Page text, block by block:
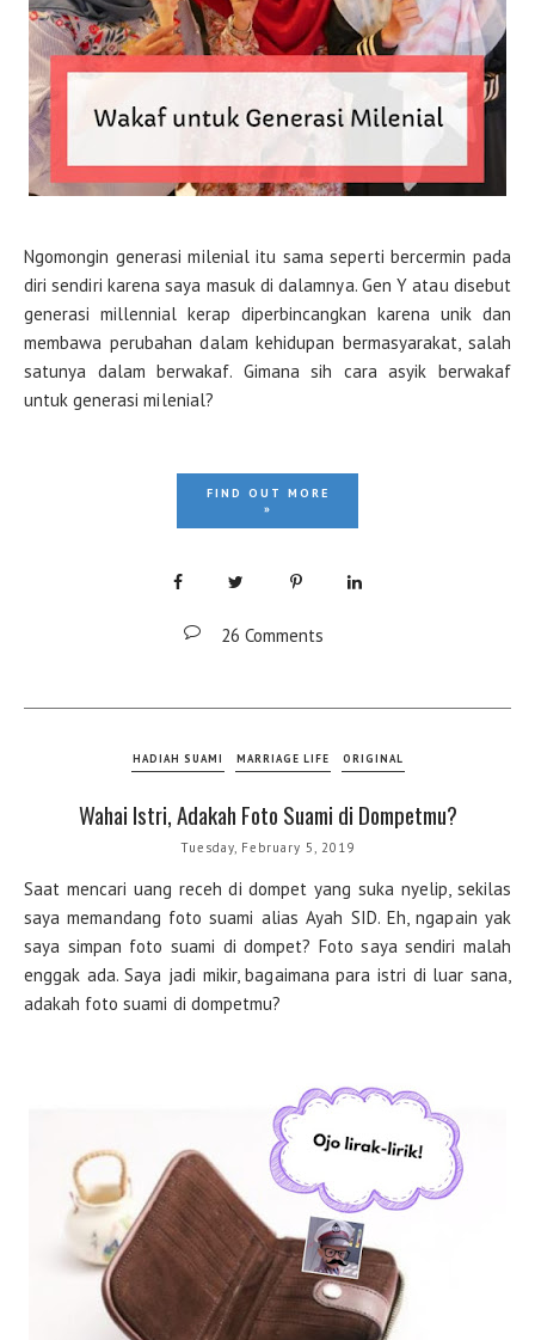
Ngomongin generasi milenial itu sama seperti bercermin pada
diri sendiri karena saya masuk di dalamnya. Gen Y atau disebut
generasi millennial kerap diperbincangkan karena unik dan
membawa perubahan dalam kehidupan bermasyarakat, salah
satunya dalam berwakaf. Gimana sih cara asyik berwakaf
untuk generasi milenial?
FIND OUT MORE
»
26 Comments
HADIAH SUAMI MARRIAGE LIFE ORIGINAL
Wahai Istri, Adakah Foto Suami di Dompetmu?
Tuesday, February 5, 2019
Saat mencari uang receh di dompet yang suka nyelip, sekilas
saya memandang foto suami alias Ayah SID. Eh, ngapain yak
saya simpan foto suami di dompet? Foto saya sendiri malah
enggak ada. Saya jadi mikir, bagaimana para istri di luar sana,
adakah foto suami di dompetmu?